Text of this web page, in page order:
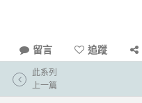
留言 追蹤
此系列
上一篇